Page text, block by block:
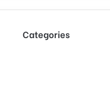
Categories